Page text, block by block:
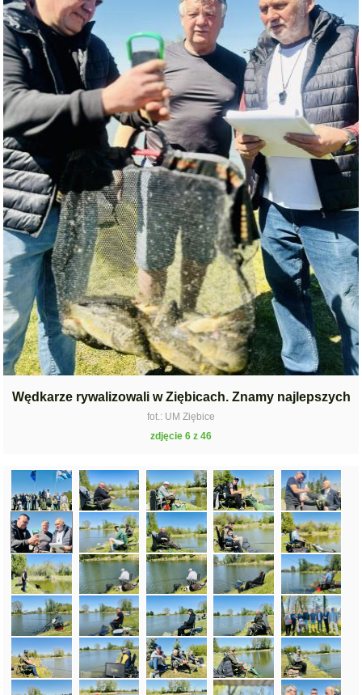
Wędkarze rywalizowali w Ziębicach. Znamy najlepszych
fot.: UM Ziębice
zdjęcie 6 z 46